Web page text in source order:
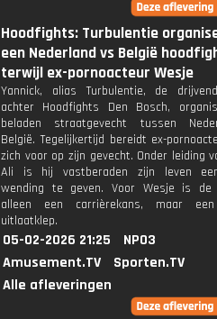
Hoodfights: Turbulentie
een Nederland vs België
terwijl ex-pornoacteur Wesje
Yannick, alias Turbulentie, de
achter Hoodfights Den Bosch,
beladen straatgevecht tussen
België. Tegelijkertijd bereidt ex-
zich voor op zijn gevecht. Onder leiding
Ali is hij vastberaden zijn leven
wending te geven. Voor Wesje is
alleen een carrièrekans, maar
uitlaatklep.
05-02-2026 21:25
NPO3
Amusement.TV
Sporten.TV
Alle afleveringen